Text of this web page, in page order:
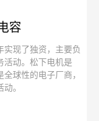
容
实现了独资，主要负
活动。松下电机是
全球性的电子厂商，
。